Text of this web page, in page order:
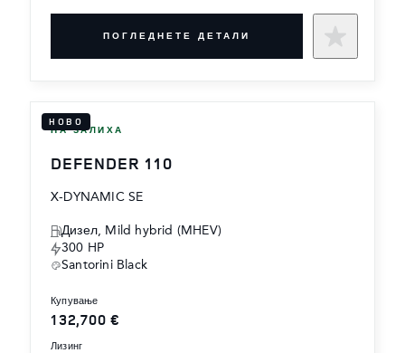
ПОГЛЕДНЕТЕ ДЕТАЛИ
НОВО
НА ЗАЛИХА
DEFENDER 110
X-DYNAMIC SE
Дизел, Mild hybrid (MHEV)
300 HP
Santorini Black
купување
132,700 €
лизинг